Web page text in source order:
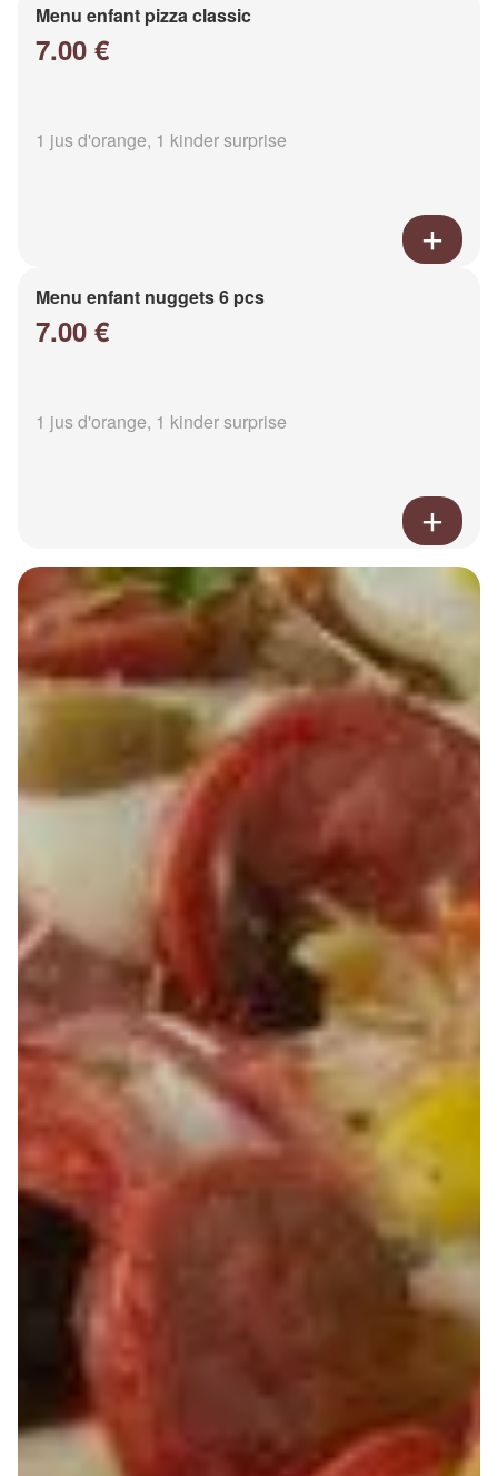
Menu enfant pizza classic
7.00 €
1 jus d'orange, 1 kinder surprise
Menu enfant nuggets 6 pcs
7.00 €
1 jus d'orange, 1 kinder surprise